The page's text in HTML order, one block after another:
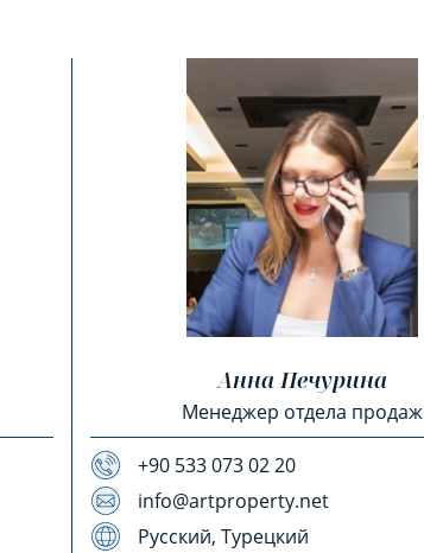
Анна Печурина
Менеджер отдела продаж
+90 533 073 02 20
info@artproperty.net
Русский, Турецкий